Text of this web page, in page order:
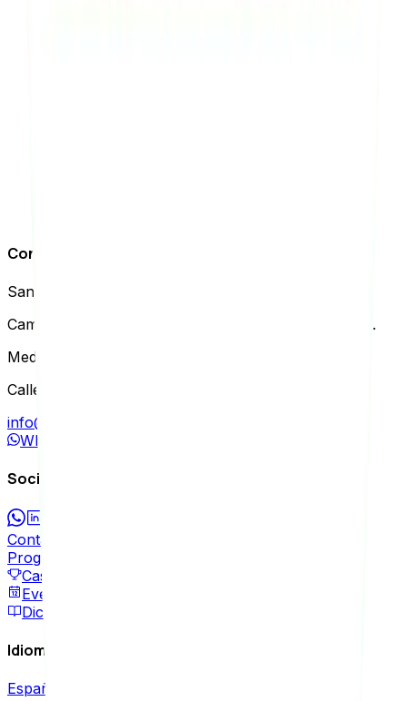
Contacto
Santiago
Camino El Alba 9500 Of. B013, Las Condes, Santiago.
Medellín
Calle 6B Sur #37-51, El Poblado, Medellín.
info@agenciaseology.com
WhatsApp
Social
Contáctanos
Programa de Partners
Casos de Éxito
Eventos
Diccionario SEO
Idioma / Language
Español